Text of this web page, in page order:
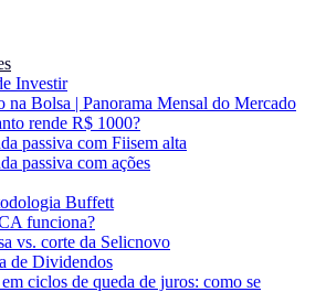
Investir
na Bolsa | Panorama Mensal do Mercado
rende R$ 1000?
passiva com Fiisem alta
passiva com ações
Buffett
funciona?
vs. corte da Selicnovo
de Dividendos
ciclos de queda de juros: como se